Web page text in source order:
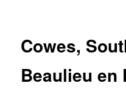
Cowes,
Beaulieu en